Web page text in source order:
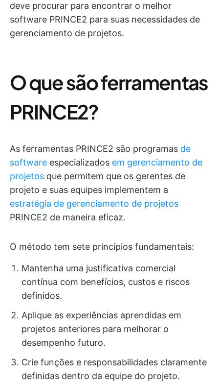
deve procurar para encontrar o melhor
software PRINCE2 para suas necessidades de
gerenciamento de projetos.
O que são ferramentas
PRINCE2?
As ferramentas PRINCE2 são programas de
software especializados em gerenciamento de
projetos que permitem que os gerentes de
projeto e suas equipes implementem a
estratégia de gerenciamento de projetos
PRINCE2 de maneira eficaz.
O método tem sete princípios fundamentais:
Mantenha uma justificativa comercial
contínua com benefícios, custos e riscos
definidos.
Aplique as experiências aprendidas em
projetos anteriores para melhorar o
desempenho futuro.
Crie funções e responsabilidades claramente
definidas dentro da equipe do projeto.